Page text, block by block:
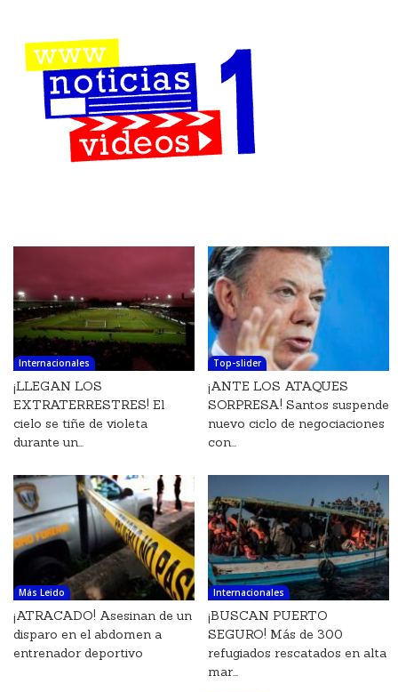
Internacionales
¡LLEGAN LOS
EXTRATERRESTRES! El
cielo se tiñe de violeta
durante un...
Top-slider
¡ANTE LOS ATAQUES
SORPRESA! Santos suspende
nuevo ciclo de negociaciones
con...
Más Leido
¡ATRACADO! Asesinan de un
disparo en el abdomen a
entrenador deportivo
Internacionales
¡BUSCAN PUERTO
SEGURO! Más de 300
refugiados rescatados en alta
mar...